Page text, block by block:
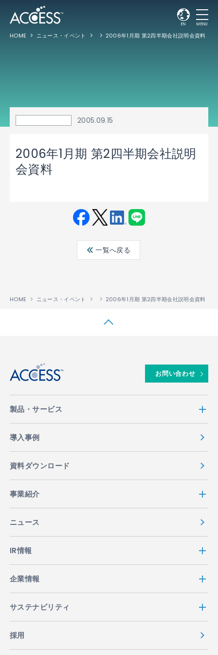
EN MENU
HOME ニュース・イベント 2006年1月期 第2四半期会社説明会資料
2005.09.15
2006年1月期 第2四半期会社説明
会資料
ebo ter
edin
一覧へ戻る
HOME ニュース・イベント 2006年1月期 第2四半期会社説明会資料
お問い合わせ
製品・サービス
導入事例
資料ダウンロード
事業紹介
ニュース
IR情報
企業情報
サステナビリティ
採用